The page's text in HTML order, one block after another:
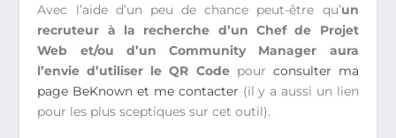
Avec l’aide d’un peu de chance peut-être qu’un
recruteur à la recherche d’un Chef de Projet
Web et/ou d’un Community Manager aura
l’envie d’utiliser le QR Codepour consulter ma
page BeKnown et me contacter (il y a aussi un lien
pour les plus sceptiques sur cet outil).